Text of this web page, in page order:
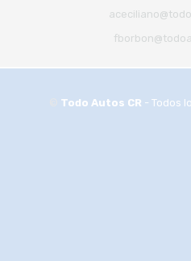
Todo Autos CR - Todos